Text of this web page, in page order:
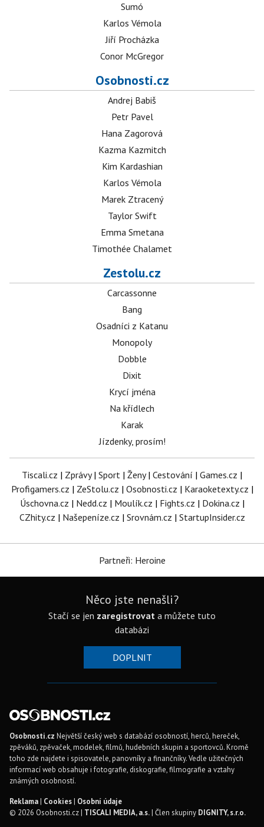
Sumó
Karlos Vémola
Jiří Procházka
Conor McGregor
Osobnosti.cz
Andrej Babiš
Petr Pavel
Hana Zagorová
Kazma Kazmitch
Kim Kardashian
Karlos Vémola
Marek Ztracený
Taylor Swift
Emma Smetana
Timothée Chalamet
Zestolu.cz
Carcassonne
Bang
Osadníci z Katanu
Monopoly
Dobble
Dixit
Krycí jména
Na křídlech
Karak
Jízdenky, prosím!
Tiscali.cz | Zprávy| Sport | Ženy| Cestování | Games.cz |
Profigamers.cz | ZeStolu.cz | Osobnosti.cz | Karaoketexty.cz |
Úschovna.cz | Nedd.cz | Moulík.cz | Fights.cz | Dokina.cz |
CZhity.cz | Našepeníze.cz | Srovnám.cz | StartupInsider.cz
Partneři: Heroine
Něco jste nenašli?
Stačí se jen zaregistrovat a můžete tuto
databázi
DOPLNIT
Osobnosti.cz Největší český web s databází osobností, herců, hereček,
zpěváků, zpěvaček, modelek, filmů, hudebních skupin a sportovců. Kromě
toho zde najdete i spisovatele, panovníky a finančníky. Vedle užitečných
informací web obsahuje i fotografie, diskografie, filmografie a vztahy
známých osobností.
Reklama| Cookies| Osobní údaje
© 2026 Osobnosti.cz | TISCALI MEDIA, a.s.| Člen skupiny DIGNITY, s.r.o.